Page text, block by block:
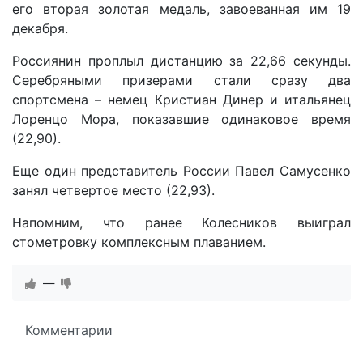
его вторая золотая медаль, завоеванная им 19
декабря.
Россиянин проплыл дистанцию за 22,66 секунды.
Серебряными призерами стали сразу два
спортсмена – немец Кристиан Динер и итальянец
Лоренцо Мора, показавшие одинаковое время
(22,90).
Еще один представитель России Павел Самусенко
занял четвертое место (22,93).
Напомним, что ранее Колесников выиграл
стометровку комплексным плаванием.
—
Комментарии